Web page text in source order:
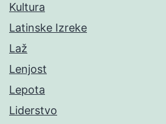
Kultura
Latinske Izreke
Laž
Lenjost
Lepota
Liderstvo